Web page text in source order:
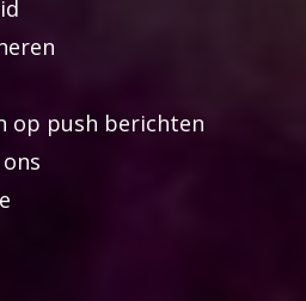
op push berichten